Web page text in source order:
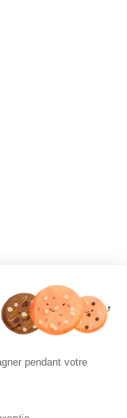
pendant votre